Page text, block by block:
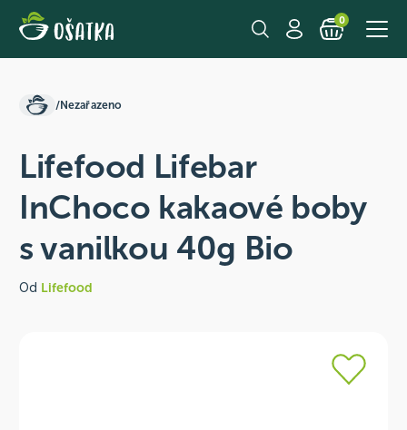
0
/Nezařazeno
Lifefood Lifebar
InChoco kakaové boby
s vanilkou 40g Bio
Od Lifefood